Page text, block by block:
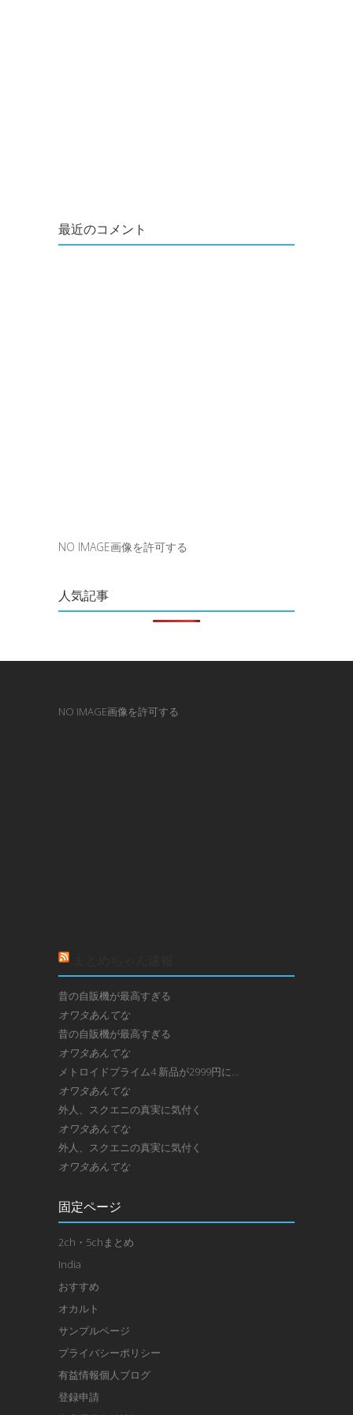
最近のコメント
NO IMAGE画像を許可する
人気記事
NO IMAGE画像を許可する
昔の自販機が最高すぎる
オワタあんてな
昔の自販機が最高すぎる
オワタあんてな
メトロイドプライム4 新品が2999円に…
オワタあんてな
外人、スクエニの真実に気付く
オワタあんてな
外人、スクエニの真実に気付く
オワタあんてな
固定ページ
2ch・5chまとめ
India
おすすめ
オカルト
サンプルページ
プライバシーポリシー
有益情報個人ブログ
登録申請